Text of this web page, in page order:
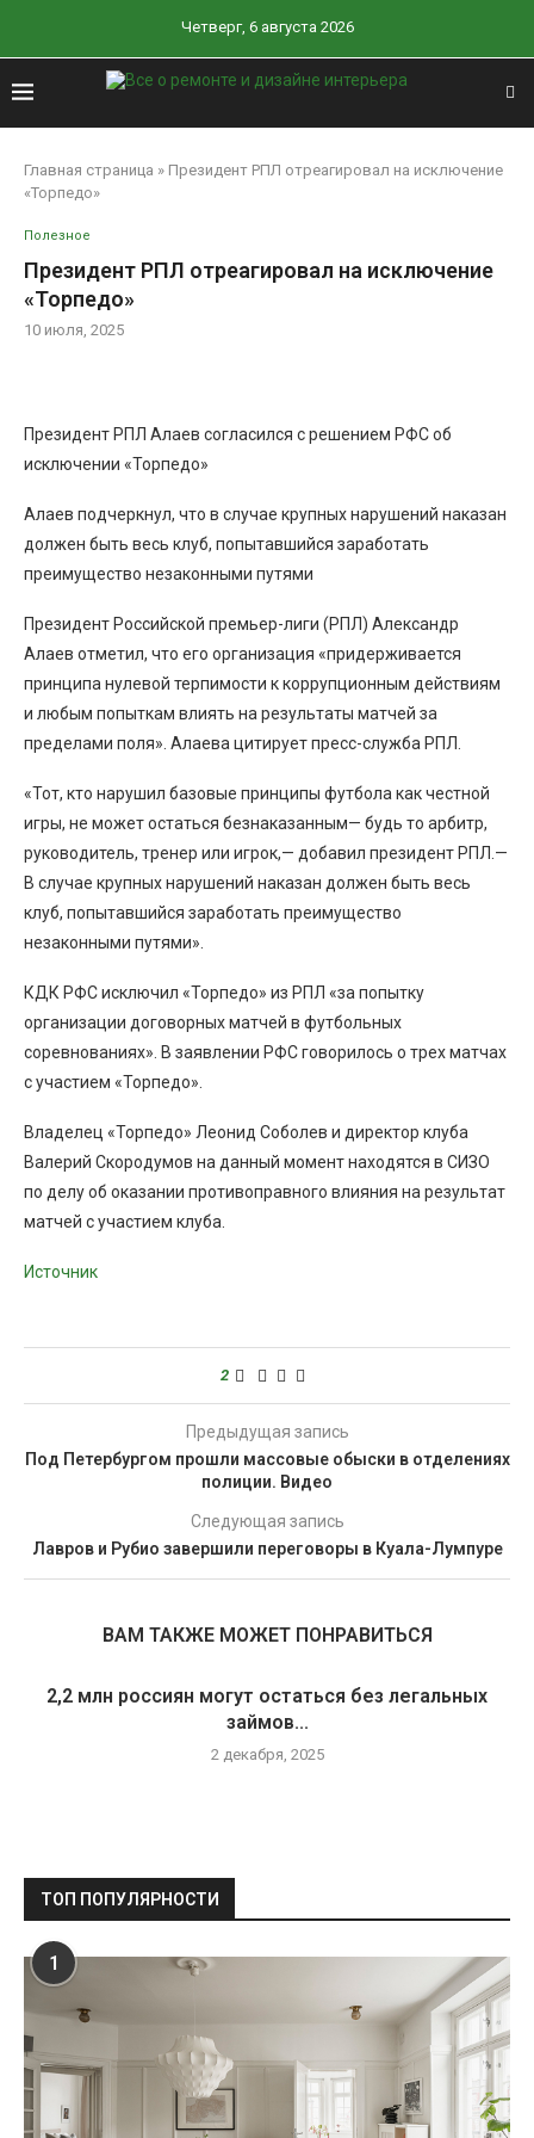
Четверг, 6 августа 2026
Главная страница » Президент РПЛ отреагировал на исключение
«Торпедо»
Полезное
Президент РПЛ отреагировал на исключение
«Торпедо»
10 июля, 2025
Президент РПЛ Алаев согласился с решением РФС об
исключении «Торпедо»
Алаев подчеркнул, что в случае крупных нарушений наказан
должен быть весь клуб, попытавшийся заработать
преимущество незаконными путями
Президент Российской премьер-лиги (РПЛ) Александр
Алаев отметил, что его организация «придерживается
принципа нулевой терпимости к коррупционным действиям
и любым попыткам влиять на результаты матчей за
пределами поля». Алаева цитирует пресс-служба РПЛ.
«Тот, кто нарушил базовые принципы футбола как честной
игры, не может остаться безнаказанным— будь то арбитр,
руководитель, тренер или игрок,— добавил президент РПЛ.—
В случае крупных нарушений наказан должен быть весь
клуб, попытавшийся заработать преимущество
незаконными путями».
КДК РФС исключил «Торпедо» из РПЛ «за попытку
организации договорных матчей в футбольных
соревнованиях». В заявлении РФС говорилось о трех матчах
с участием «Торпедо».
Владелец «Торпедо» Леонид Соболев и директор клуба
Валерий Скородумов на данный момент находятся в СИЗО
по делу об оказании противоправного влияния на результат
матчей с участием клуба.
Источник
2
Предыдущая запись
Под Петербургом прошли массовые обыски в отделениях
полиции. Видео
Следующая запись
Лавров и Рубио завершили переговоры в Куала-Лумпуре
ВАМ ТАКЖЕ МОЖЕТ ПОНРАВИТЬСЯ
2,2 млн россиян могут остаться без легальных
займов...
2 декабря, 2025
ТОП ПОПУЛЯРНОСТИ
1